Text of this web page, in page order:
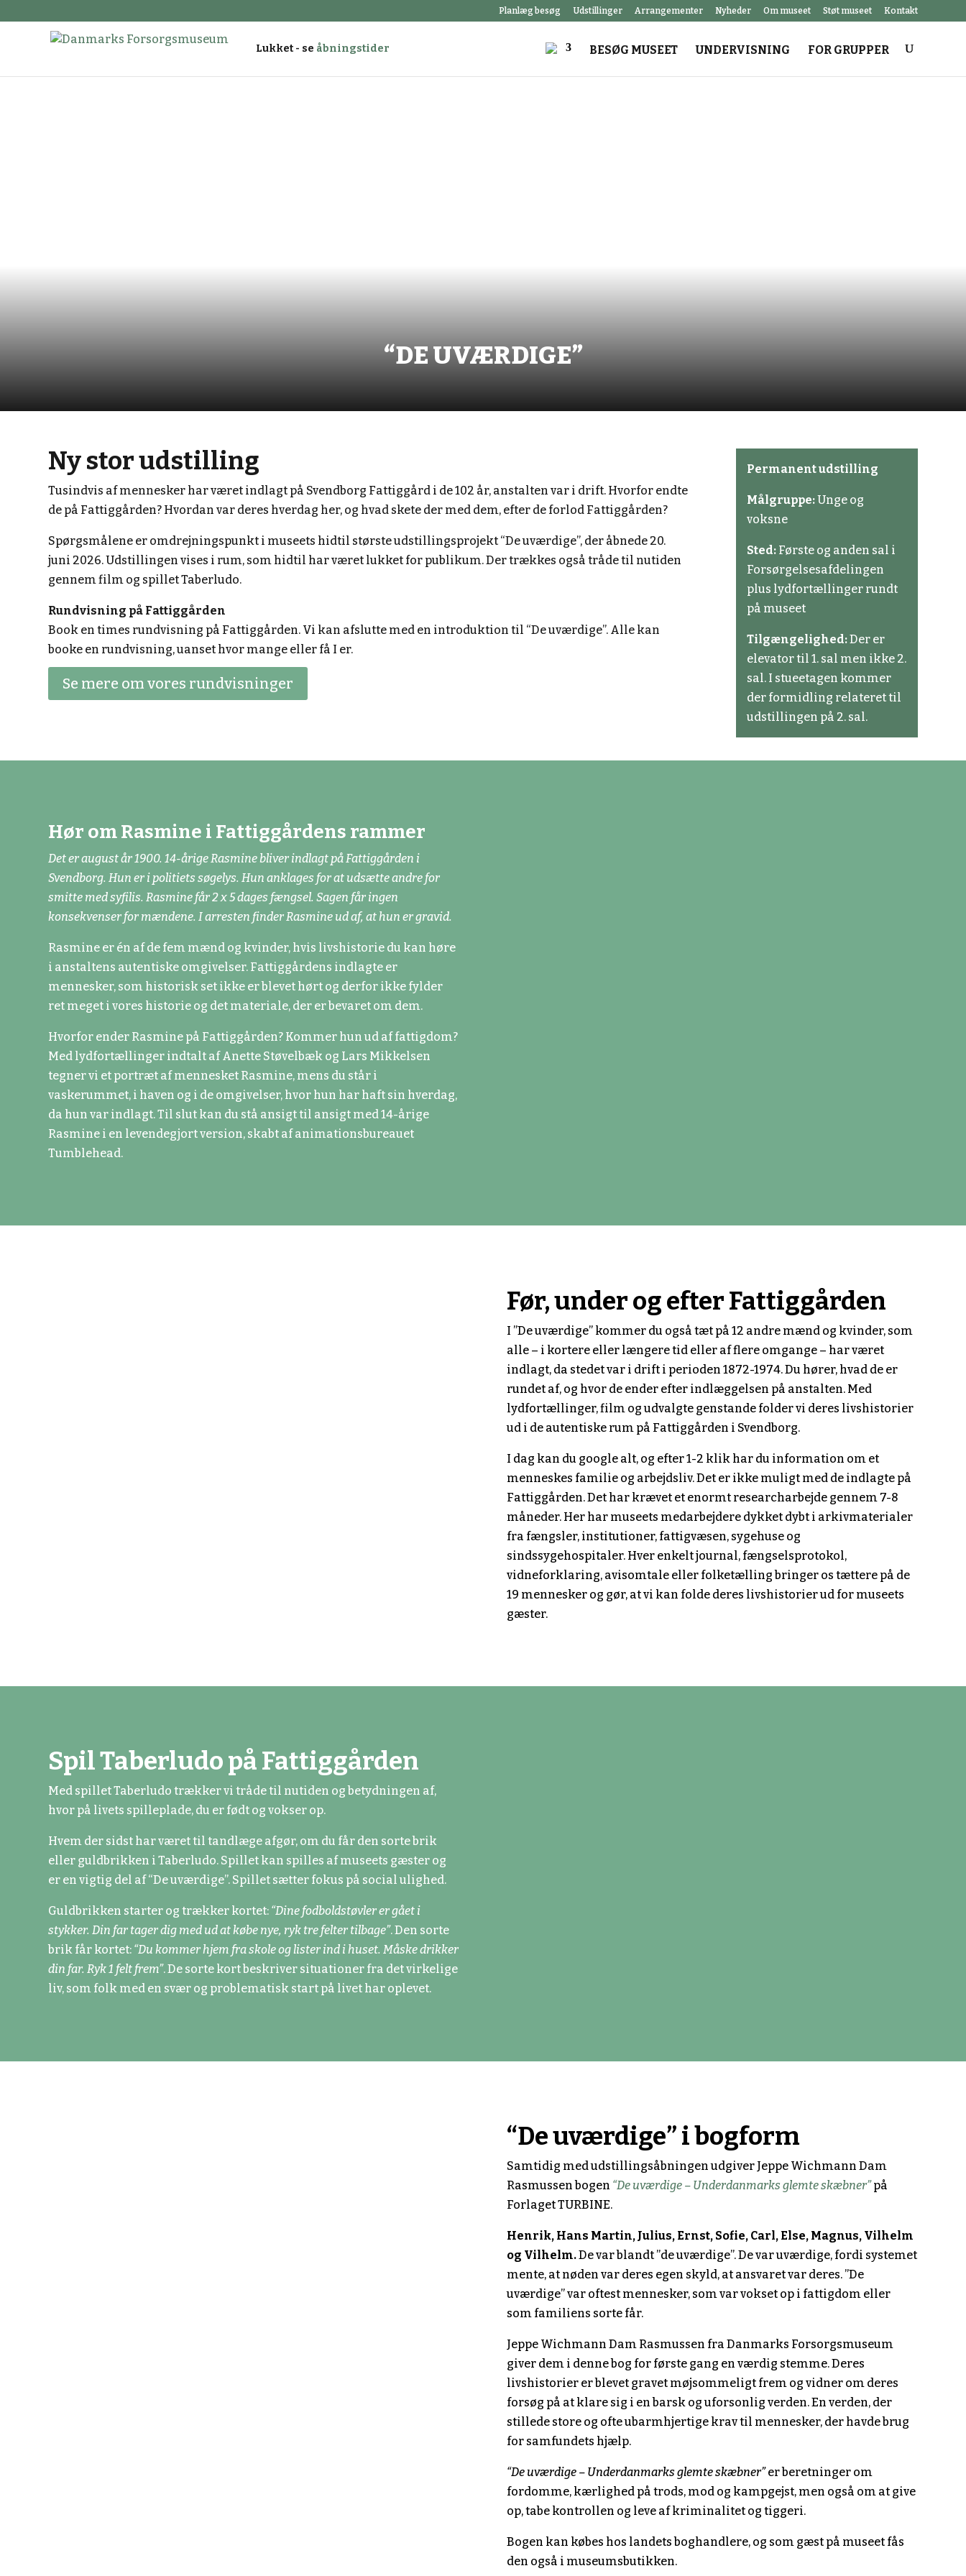
Planlæg besøg Udstillinger Arrangementer Nyheder Om museet Støt museet Kontakt
Lukket - se åbningstider BESØG MUSEET UNDERVISNING FOR GRUPPER
“DE UVÆRDIGE”
Ny stor udstilling
Tusindvis af mennesker har været indlagt på Svendborg Fattiggård i de 102 år, anstalten var i drift. Hvorfor endte
de på Fattiggården? Hvordan var deres hverdag her, og hvad skete der med dem, efter de forlod Fattiggården?
Spørgsmålene er omdrejningspunkt i museets hidtil største udstillingsprojekt “De uværdige”, der åbnede 20.
juni 2026. Udstillingen vises i rum, som hidtil har været lukket for publikum. Der trækkes også tråde til nutiden
gennem film og spillet Taberludo.
Rundvisning på Fattiggården
Book en times rundvisning på Fattiggården. Vi kan afslutte med en introduktion til “De uværdige”. Alle kan
booke en rundvisning, uanset hvor mange eller få I er.
Se mere om vores rundvisninger
Permanent udstilling
Målgruppe:Unge og
voksne
Sted: Første og anden sal i
Forsørgelsesafdelingen
plus lydfortællinger rundt
på museet
Tilgængelighed:Der er
elevator til 1. sal men ikke 2.
sal. I stueetagen kommer
der formidling relateret til
udstillingen på 2. sal.
Hør om Rasmine i Fattiggårdens rammer
Det er august år 1900. 14-årige Rasmine bliver indlagt på Fattiggården i
Svendborg. Hun er i politiets søgelys. Hun anklages for at udsætte andre for
smitte med syfilis. Rasmine får 2 x 5 dages fængsel. Sagen får ingen
konsekvenser for mændene. I arresten finder Rasmine ud af, at hun er gravid.
Rasmine er én af de fem mænd og kvinder, hvis livshistorie du kan høre
i anstaltens autentiske omgivelser. Fattiggårdens indlagte er
mennesker, som historisk set ikke er blevet hørt og derfor ikke fylder
ret meget i vores historie og det materiale, der er bevaret om dem.
Hvorfor ender Rasmine på Fattiggården? Kommer hun ud af fattigdom?
Med lydfortællinger indtalt af Anette Støvelbæk og Lars Mikkelsen
tegner vi et portræt af mennesket Rasmine, mens du står i
vaskerummet, i haven og i de omgivelser, hvor hun har haft sin hverdag,
da hun var indlagt. Til slut kan du stå ansigt til ansigt med 14-årige
Rasmine i en levendegjort version, skabt af animationsbureauet
Tumblehead.
Før, under og efter Fattiggården
I ”De uværdige” kommer du også tæt på 12 andre mænd og kvinder, som
alle – i kortere eller længere tid eller af flere omgange – har været
indlagt, da stedet var i drift i perioden 1872-1974. Du hører, hvad de er
rundet af, og hvor de ender efter indlæggelsen på anstalten. Med
lydfortællinger, film og udvalgte genstande folder vi deres livshistorier
ud i de autentiske rum på Fattiggården i Svendborg.
I dag kan du google alt, og efter 1-2 klik har du information om et
menneskes familie og arbejdsliv. Det er ikke muligt med de indlagte på
Fattiggården. Det har krævet et enormt researcharbejde gennem 7-8
måneder. Her har museets medarbejdere dykket dybt i arkivmaterialer
fra fængsler, institutioner, fattigvæsen, sygehuse og
sindssygehospitaler. Hver enkelt journal, fængselsprotokol,
vidneforklaring, avisomtale eller folketælling bringer os tættere på de
19 mennesker og gør, at vi kan folde deres livshistorier ud for museets
gæster.
Spil Taberludo på Fattiggården
Med spillet Taberludo trækker vi tråde til nutiden og betydningen af,
hvor på livets spilleplade, du er født og vokser op.
Hvem der sidst har været til tandlæge afgør, om du får den sorte brik
eller guldbrikken i Taberludo. Spillet kan spilles af museets gæster og
er en vigtig del af “De uværdige”. Spillet sætter fokus på social ulighed.
Guldbrikken starter og trækker kortet: “Dine fodboldstøvler er gået i
stykker. Din far tager dig med ud at købe nye, ryk tre felter tilbage”. Den sorte
brik får kortet: “Du kommer hjem fra skole og lister ind i huset. Måske drikker
din far. Ryk 1 felt frem”. De sorte kort beskriver situationer fra det virkelige
liv, som folk med en svær og problematisk start på livet har oplevet.
“De uværdige” i bogform
Samtidig med udstillingsåbningen udgiver Jeppe Wichmann Dam
Rasmussen bogen “De uværdige – Underdanmarks glemte skæbner”på
Forlaget TURBINE.
Henrik, Hans Martin, Julius, Ernst, Sofie, Carl, Else, Magnus, Vilhelm
og Vilhelm.De var blandt ”de uværdige”. De var uværdige, fordi systemet
mente, at nøden var deres egen skyld, at ansvaret var deres. ”De
uværdige” var oftest mennesker, som var vokset op i fattigdom eller
som familiens sorte får.
Jeppe Wichmann Dam Rasmussen fra Danmarks Forsorgsmuseum
giver dem i denne bog for første gang en værdig stemme. Deres
livshistorier er blevet gravet møjsommeligt frem og vidner om deres
forsøg på at klare sig i en barsk og uforsonlig verden. En verden, der
stillede store og ofte ubarmhjertige krav til mennesker, der havde brug
for samfundets hjælp.
“De uværdige – Underdanmarks glemte skæbner”er beretninger om
fordomme, kærlighed på trods, mod og kampgejst, men også om at give
op, tabe kontrollen og leve af kriminalitet og tiggeri.
Bogen kan købes hos landets boghandlere, og som gæst på museet fås
den også i museumsbutikken.